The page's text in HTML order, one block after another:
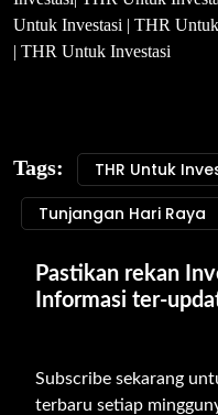
Untuk Investasi | THR
| THR Untuk Investasi
Tags:
THR Untuk
Tunjangan Hari Raya
Pastikan rekan
Informasi ter-
Subscribe sekarang
terbaru setiap